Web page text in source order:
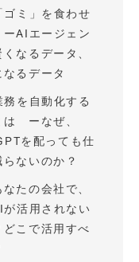
ゴミ」を食わせ
AIエージェン
くなるデータ、
るデータ
を自動化する
は ーなぜ、
を配っても仕
ないのか？
たの会社で、
が活用されない
どこで活用すべ